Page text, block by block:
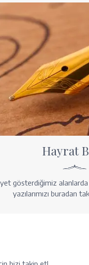
Hayrat
gösterdiğimiz alanlarda
yazılarımızı buradan